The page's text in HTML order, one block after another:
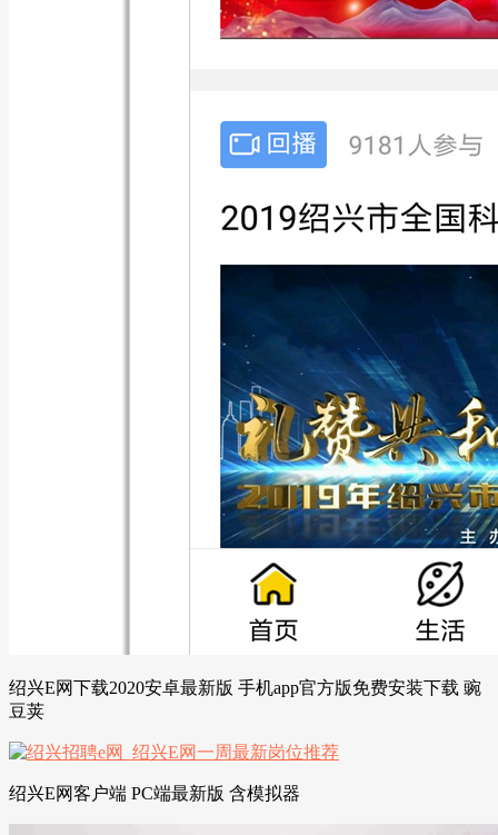
绍兴E网下载2020安卓最新版 手机app官方版免费安装下载 豌
豆荚
绍兴E网客户端 PC端最新版 含模拟器